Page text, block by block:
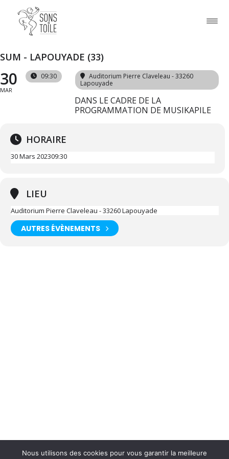
SUM - LAPOUYADE (33)
30
MAR
09:30
Auditorium Pierre Claveleau - 33260
Lapouyade
DANS LE CADRE DE LA
PROGRAMMATION DE MUSIKAPILE
HORAIRE
30 Mars 202309:30
LIEU
Auditorium Pierre Claveleau - 33260 Lapouyade
AUTRES ÉVÈNEMENTS
Nous utilisons des cookies pour vous garantir la meilleure